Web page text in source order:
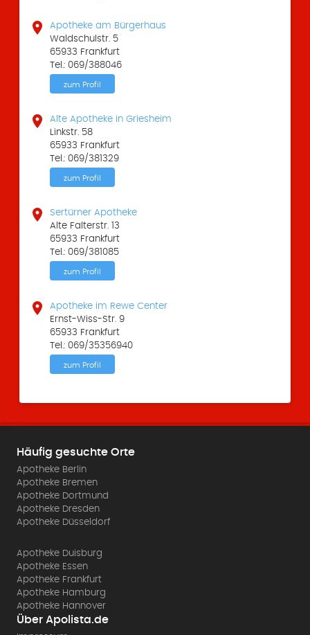

Apotheke am Bürgerhaus
Waldschulstr. 5
65933 Frankfurt
Tel.: 069/388046
zum Profil

Alte Apotheke in Griesheim
Linkstr. 58
65933 Frankfurt
Tel.: 069/381329
zum Profil

Sertürner Apotheke
Alte Falterstr. 13
65933 Frankfurt
Tel.: 069/381085
zum Profil

Apotheke im Rewe Center
Ernst-Wiss-Str. 9
65933 Frankfurt
Tel.: 069/35356940
zum Profil
Häufig gesuchte Orte
Apotheke Berlin
Apotheke Bremen
Apotheke Dortmund
Apotheke Dresden
Apotheke Düsseldorf
Apotheke Duisburg
Apotheke Essen
Apotheke Frankfurt
Apotheke Hamburg
Apotheke Hannover
Über Apolista.de